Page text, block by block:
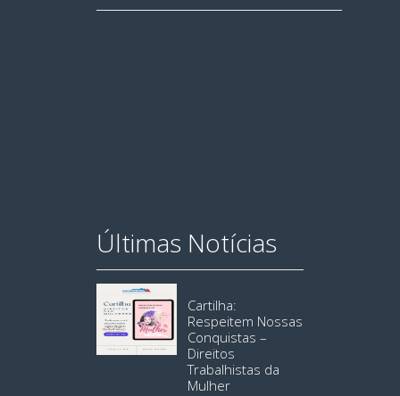
Últimas Notícias
Cartilha:
Respeitem Nossas
Conquistas –
Direitos
Trabalhistas da
Mulher